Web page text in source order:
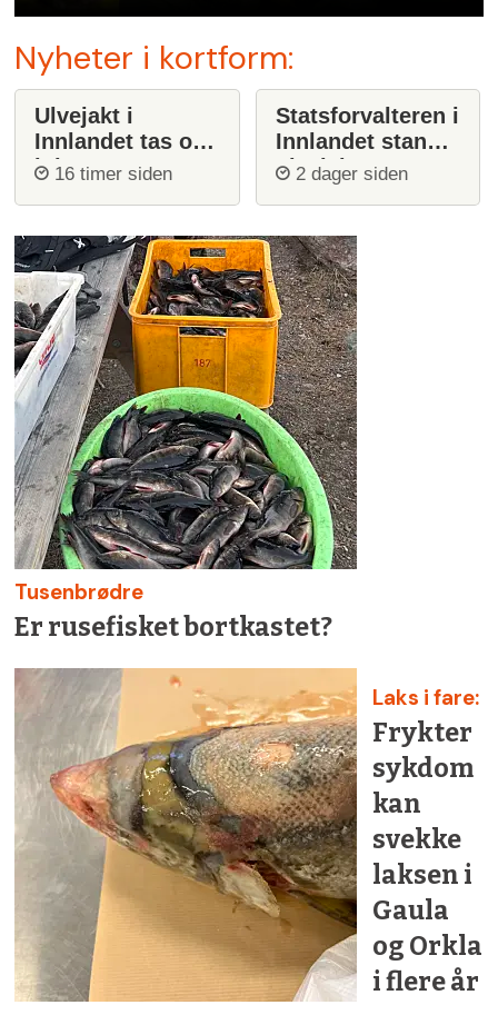
Nyheter i kortform:
Ulvejakt i
Innlandet tas opp
igjen
16 timer siden
Statsforvalteren i
Innlandet stanser
ulvejakt
2 dager siden
Tusenbrødre
Er rusefisket bortkastet?
Laks i fare:
Frykter
sykdom
kan
svekke
laksen i
Gaula
og Orkla
i flere år